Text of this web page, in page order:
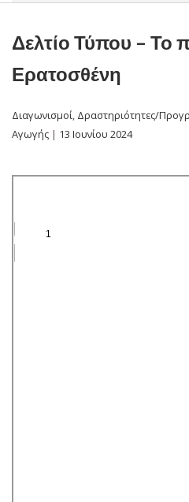
Δελτίο Τύπου – Το
Ερατοσθένη
Διαγωνισμοί, Δραστηριότητες/
Αγωγής | 13 Ιουνίου 2024